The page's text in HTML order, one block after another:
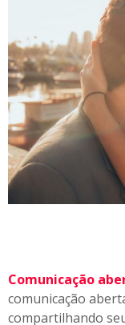
Comunicação
comunicação
compartilhando